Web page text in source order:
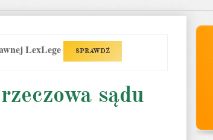
LexLege SPRAWDŹ
sądu